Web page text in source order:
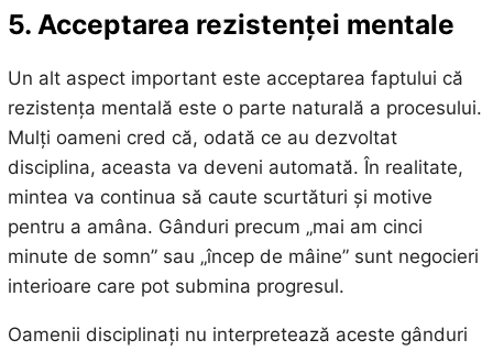
5. Acceptarea rezistenței mentale
Un alt aspect important este acceptarea faptului că
rezistența mentală este o parte naturală a procesului.
Mulți oameni cred că, odată ce au dezvoltat
disciplina, aceasta va deveni automată. În realitate,
mintea va continua să caute scurtături și motive
pentru a amâna. Gânduri precum „mai am cinci
minute de somn” sau „încep de mâine” sunt negocieri
interioare care pot submina progresul.
Oamenii disciplinați nu interpretează aceste gânduri